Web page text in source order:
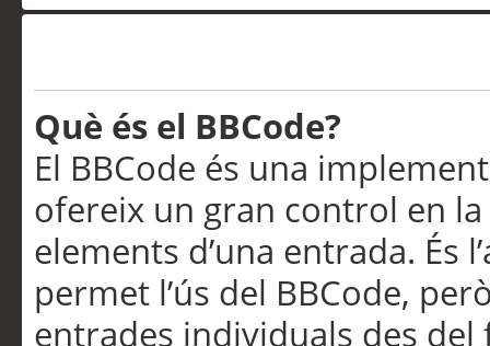
Què és el BBCode?
El BBCode és una
ofereix un gran control en
elements d’una entrada. És
permet l’ús del BBCode,
entrades individuals des